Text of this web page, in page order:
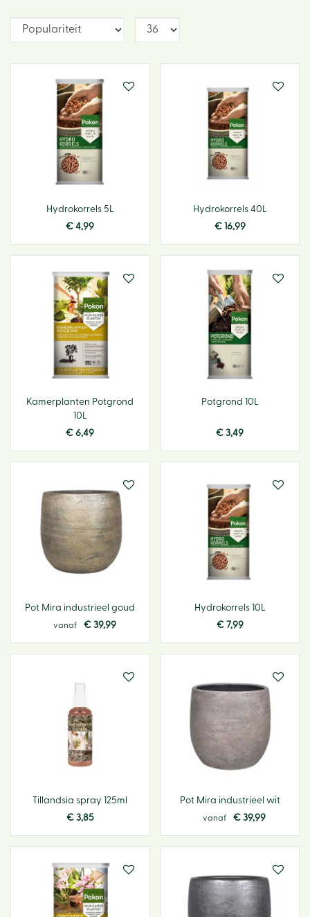
Hydrokorrels 5L
€ 4,99
Hydrokorrels 40L
€ 16,99
Kamerplanten Potgrond
10L
€ 6,49
Potgrond 10L
€ 3,49
Pot Mira industrieel goud
vanaf € 39,99
Hydrokorrels 10L
€ 7,99
Tillandsia spray 125ml
€ 3,85
Pot Mira industrieel wit
vanaf € 39,99